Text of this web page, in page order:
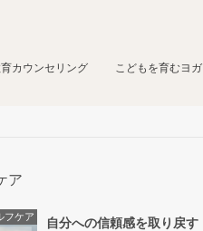
カウンセリング こどもを育むヨガ
ア
フケア 自分への信頼感を取り戻す